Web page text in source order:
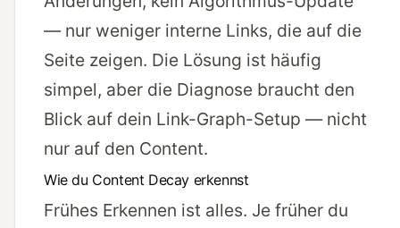
— nur weniger interne Links, die auf die
Seite zeigen. Die Lösung ist häufig
simpel, aber die Diagnose braucht den
Blick auf dein Link-Graph-Setup — nicht
nur auf den Content.
Wie du Content Decay erkennst
Frühes Erkennen ist alles. Je früher du